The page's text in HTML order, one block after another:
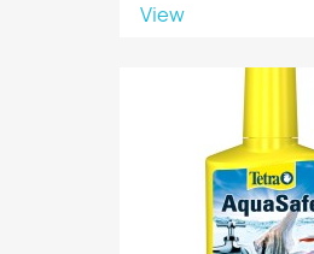
View